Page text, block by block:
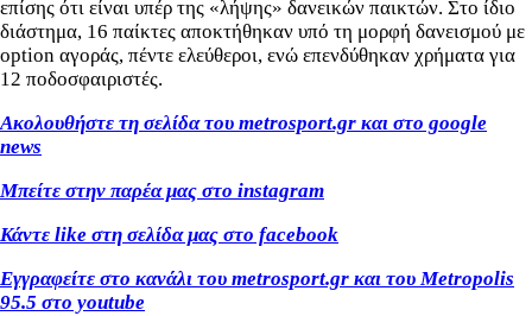
επίσης ότι είναι υπέρ της «λήψης» δανεικών παικτών. Στο ίδιο
διάστημα, 16 παίκτες αποκτήθηκαν υπό τη μορφή δανεισμού με
option αγοράς, πέντε ελεύθεροι, ενώ επενδύθηκαν χρήματα για
12 ποδοσφαιριστές.
Ακολουθήστε τη σελίδα του metrosport.gr και στο google
news
Μπείτε στην παρέα μας στο instagram
Κάντε like στη σελίδα μας στο facebook
Εγγραφείτε στο κανάλι του metrosport.gr και του Metropolis
95.5 στο youtube